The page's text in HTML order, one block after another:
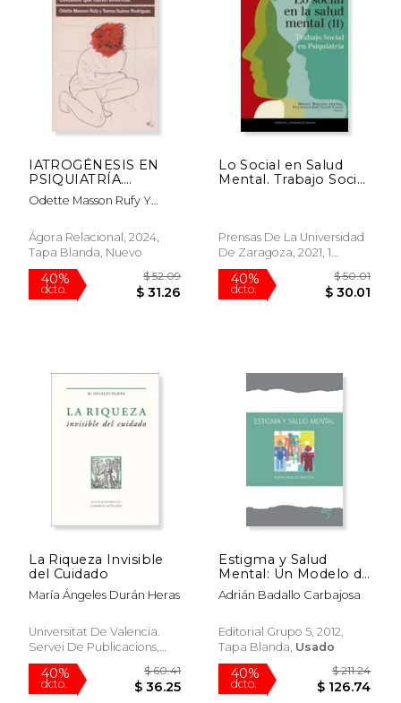
IATROGÉNESIS EN
PSIQUIATRÍA.
Cuidados que hacen
enfermar
Odette Masson Rufy Y
Ágora Relacional, 2024,
Tapa Blanda, Nuevo
Lo Social en Salud
Mental. Trabajo Social
Prensas De La Universidad
De Zaragoza, 2021, 1
Edición, Tapa Blanda,
Nuevo
La Riqueza Invisible
del Cuidado
María Ángeles Durán Heras
Universitat De Valencia.
Servei De Publicacions,
2020, 1 Edición, Tapa
Blanda, Nuevo
Estigma y Salud
Mental: Un Modelo de
Lucha Contra el
Estigma
Adrián Badallo Carbajosa
Editorial Grupo 5, 2012,
Tapa Blanda, Usado